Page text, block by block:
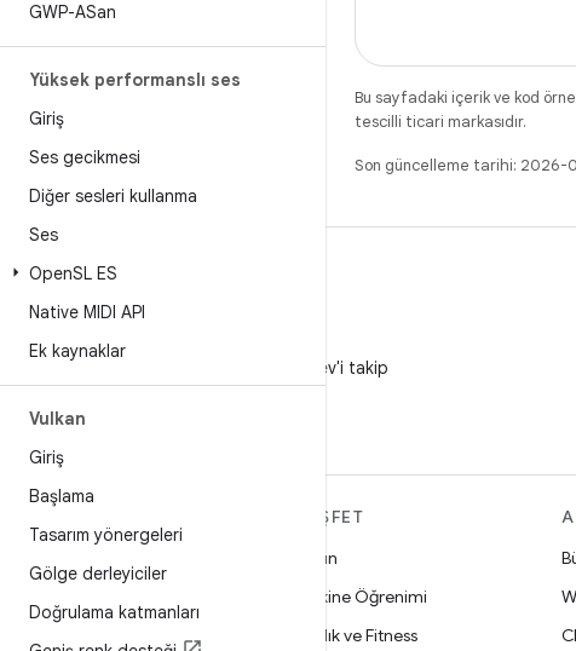
GWP-ASan
Yüksek performanslı ses
Giriş
Ses gecikmesi
Diğer sesleri kullanma
Ses
OpenSL ES
Native MIDI API
Ek kaynaklar
Vulkan
Giriş
Başlama
Tasarım yönergeleri
Gölge derleyiciler
Doğrulama katmanları
Bu sayfadaki içerik ve kod
tescilli ticari markasıdır.
Son güncelleme tarihi: 2026-
X'te @AndroidDev'i takip
edin
DAHA FAZLA
Android
İşletmeler için Android
KEŞFET
Oyun
Makine Öğrenimi
Sağlık ve Fitness